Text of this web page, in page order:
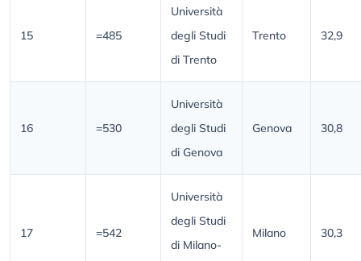
15 =485
Università
degli Studi
di Trento
Trento 32,9
16 =530
Università
degli Studi
di Genova
Genova 30,8
17 =542
Università
degli Studi
di Milano-
Milano 30,3